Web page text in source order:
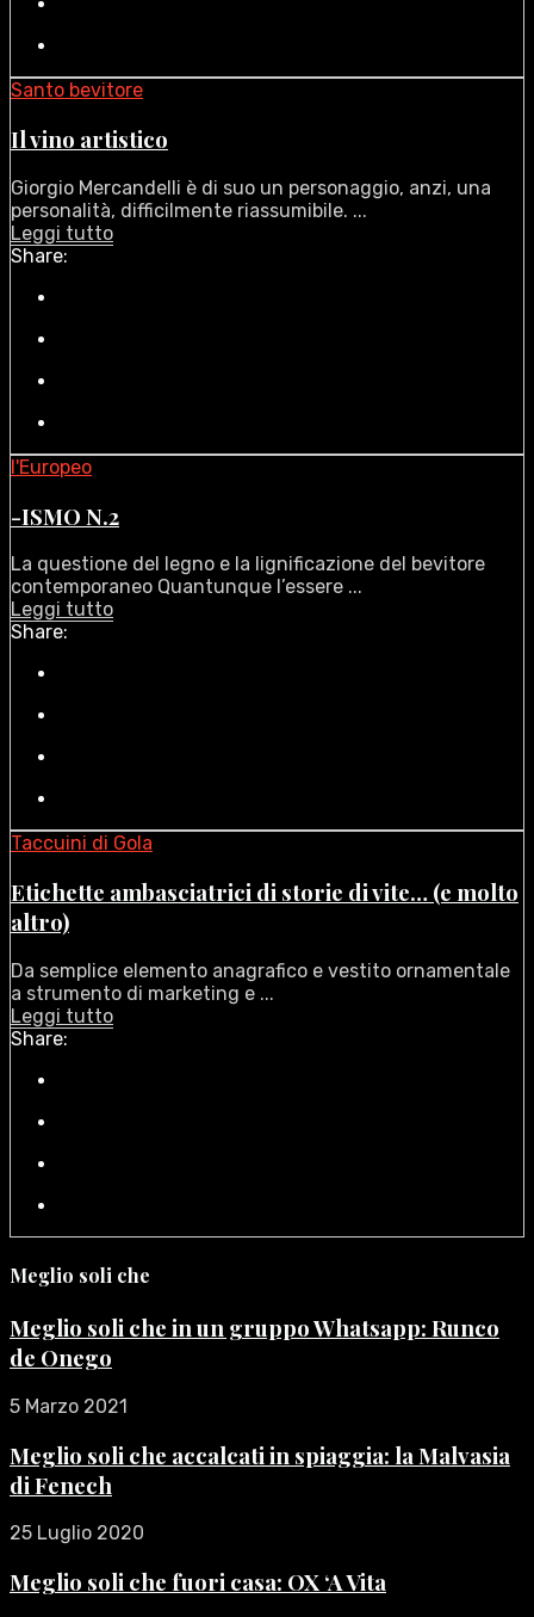
Santo bevitore
Il vino artistico
Giorgio Mercandelli è di suo un personaggio, anzi, una
personalità, difficilmente riassumibile. ...
Leggi tutto
Share:
l'Europeo
-ISMO N.2
La questione del legno e la lignificazione del bevitore
contemporaneo Quantunque l’essere ...
Leggi tutto
Share:
Taccuini di Gola
Etichette ambasciatrici di storie di vite… (e molto
altro)
Da semplice elemento anagrafico e vestito ornamentale
a strumento di marketing e ...
Leggi tutto
Share:
Meglio soli che
Meglio soli che in un gruppo Whatsapp: Runco
de Onego
5 Marzo 2021
Meglio soli che accalcati in spiaggia: la Malvasia
di Fenech
25 Luglio 2020
Meglio soli che fuori casa: OX ‘A Vita